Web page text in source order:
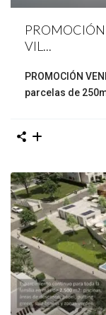
PROMOCIÓN
VIL...
PROMOCIÓN
parcelas de